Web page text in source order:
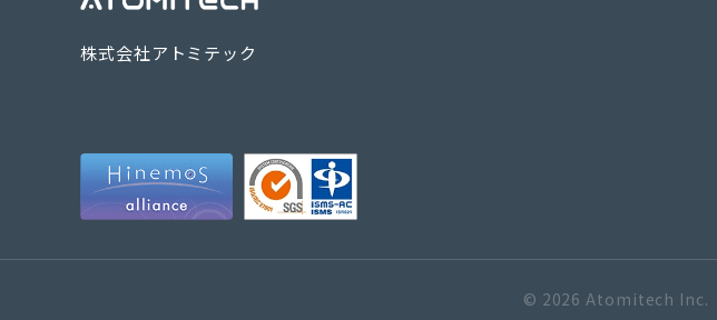
株式会社アトミテック
© 2026 Atomitech Inc.